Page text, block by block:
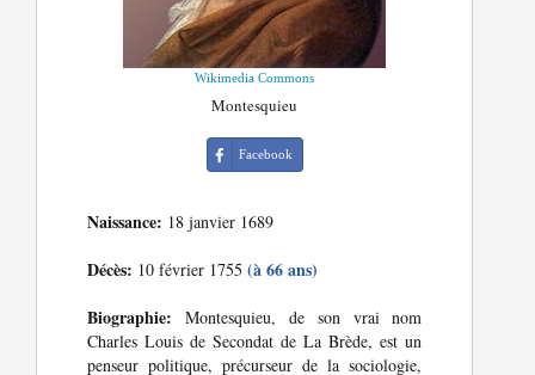
Wikimedia Commons
Montesquieu
Facebook
Naissance: 18 janvier 1689
Décès: 10 février 1755(à 66 ans)
Biographie: Montesquieu, de son vrai nom
Charles Louis de Secondat de La Brède, est un
penseur politique, précurseur de la sociologie,